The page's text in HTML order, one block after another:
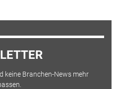
keine Branchen-News mehr